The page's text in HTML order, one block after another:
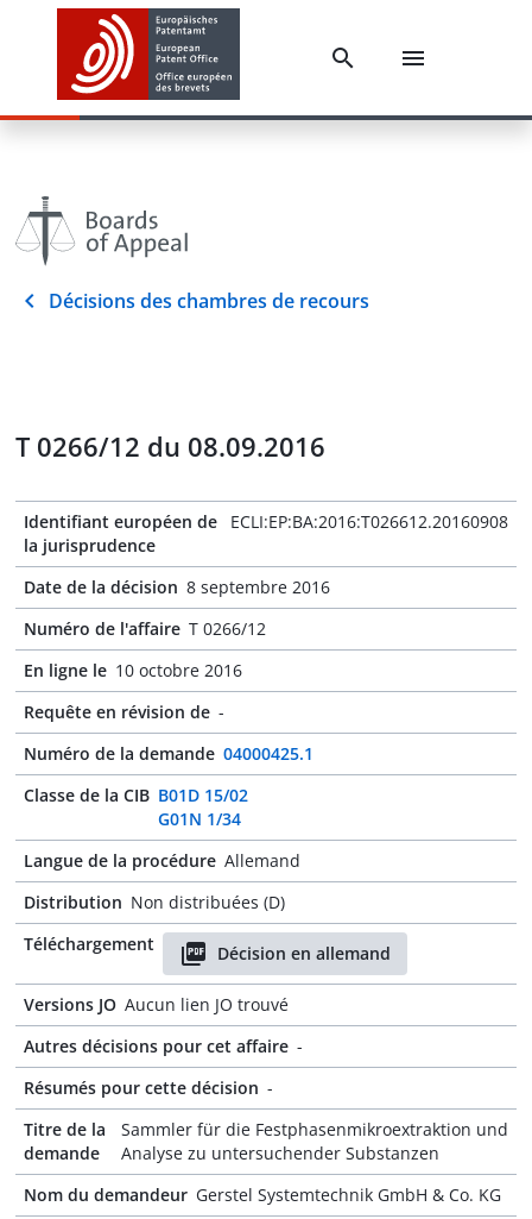
Décisions des chambres de recours
T 0266/12 du 08.09.2016
Identifiant européen de
la jurisprudence
ECLI:EP:BA:2016:T026612.20160908
Date de la décision 8 septembre 2016
Numéro de l'affaire T 0266/12
En ligne le 10 octobre 2016
Requête en révision de -
Numéro de la demande 04000425.1
Classe de la CIB B01D 15/02
G01N 1/34
Langue de la procédure Allemand
Distribution Non distribuées (D)
Téléchargement
Décision en allemand
Versions JO Aucun lien JO trouvé
Autres décisions pour cet affaire -
Résumés pour cette décision -
Titre de la
demande
Sammler für die Festphasenmikroextraktion und
Analyse zu untersuchender Substanzen
Nom du demandeur Gerstel Systemtechnik GmbH & Co. KG